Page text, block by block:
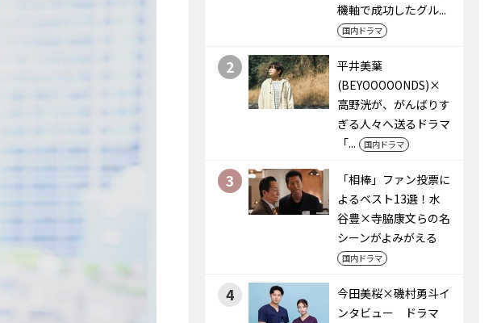
機軸で成功したグル...
国内ドラマ
2
平井美葉
(BEYOOOOONDS)×
高野洸が、がんばりす
ぎる人々へ送るドラマ
「...
国内ドラマ
3
「相棒」ファン投票に
よるベスト13選！水
谷豊×寺脇康文らの名
シーンがよみがえる
国内ドラマ
4
今田美桜×磯村勇斗イ
ンタビュー ドラマ